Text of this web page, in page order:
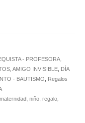
- PROFESORA
AMIGO INVISIBLE DÍA
- BAUTISMO
Regalos
maternidad niño regalo